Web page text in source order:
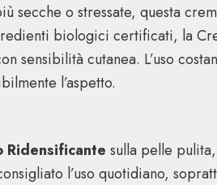
secche o stressate, questa
biologici certificati, la
sensibilità cutanea. L’uso
l’aspetto.
Ridensificante sulla pelle
l’uso quotidiano,